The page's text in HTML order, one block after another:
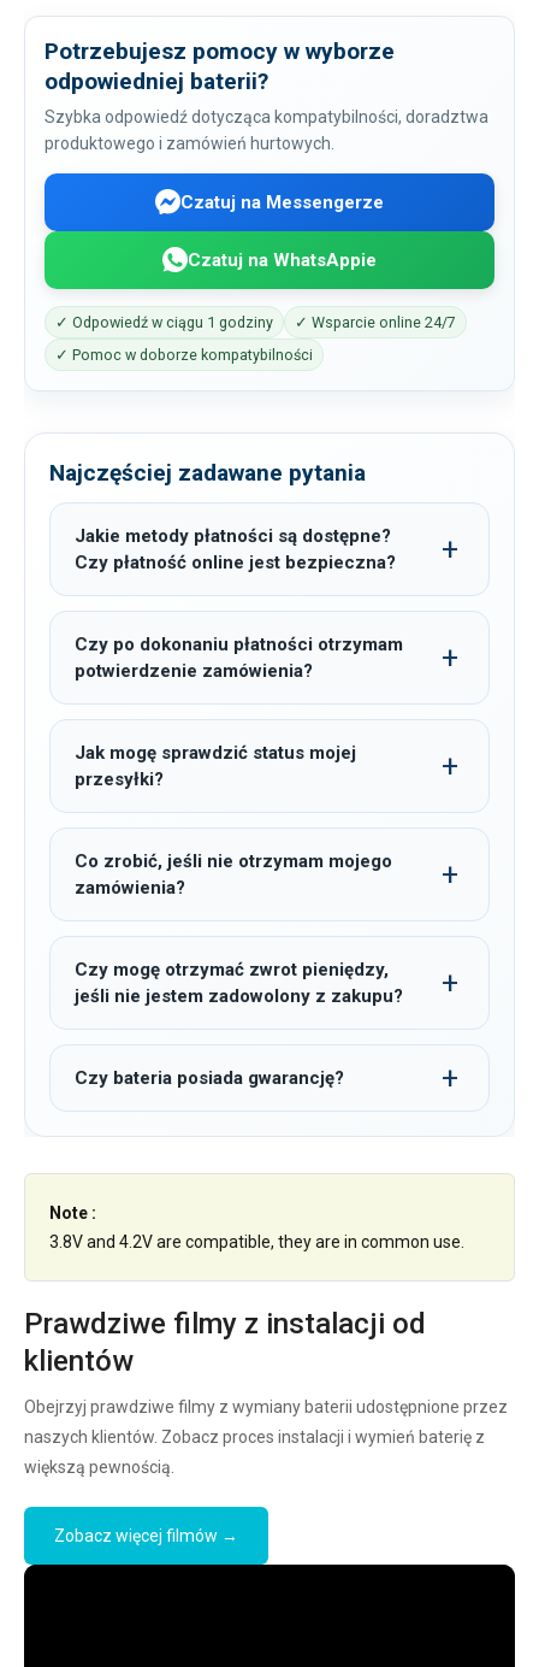
Potrzebujesz pomocy w wyborze
odpowiedniej baterii?
Szybka odpowiedź dotycząca kompatybilności, doradztwa
produktowego i zamówień hurtowych.
Czatuj na Messengerze
Czatuj na WhatsAppie
✓ Odpowiedź w ciągu 1 godziny
✓ Wsparcie online 24/7
✓ Pomoc w doborze kompatybilności
Najczęściej zadawane pytania
Jakie metody płatności są dostępne?
Czy płatność online jest bezpieczna?
Czy po dokonaniu płatności otrzymam
potwierdzenie zamówienia?
Jak mogę sprawdzić status mojej
przesyłki?
Co zrobić, jeśli nie otrzymam mojego
zamówienia?
Czy mogę otrzymać zwrot pieniędzy,
jeśli nie jestem zadowolony z zakupu?
Czy bateria posiada gwarancję?
Note :
3.8V and 4.2V are compatible, they are in common use.
Prawdziwe filmy z instalacji od
klientów
Obejrzyj prawdziwe filmy z wymiany baterii udostępnione przez
naszych klientów. Zobacz proces instalacji i wymień baterię z
większą pewnością.
Zobacz więcej filmów →